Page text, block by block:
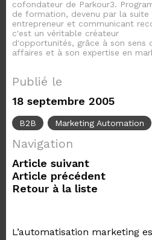
cofondateur de Parkour3.
de formation, devenu par la suite
entrepreneur et communicant
c'est un véritable créateur
d'opportunités, grâce à son sens
affaires et à son expertise en
Publié le
18 septembre 2005
B2B Marketing Automation
Navigation
Article suivant
Article précédent
Retour à la liste
L’automatisation marketing